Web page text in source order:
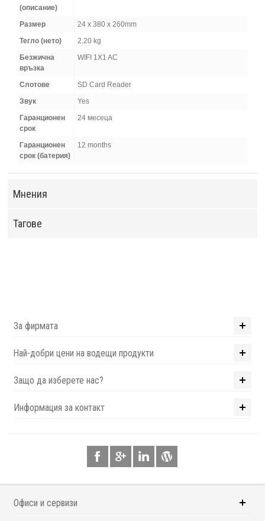
(описание)
Размер
24 x 380 x 260mm
Тегло (нето)
2.20 kg
Безжична
връзка
WIFI 1X1 AC
Слотове
SD Card Reader
Звук
Yes
Гаранционен
срок
24 месеца
Гаранционен
срок (батерия)
12 months
Мнения
Тагове
За фирмата
Най-добри цени на водещи продукти
Защо да изберете нас?
Информация за контакт
Офиси и сервизи